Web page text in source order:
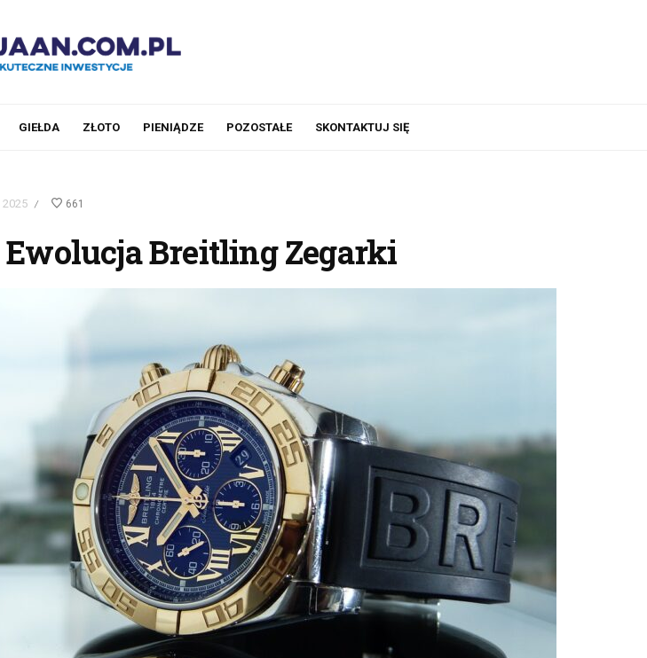
GIEŁDA ZŁOTO PIENIĄDZE POZOSTAŁE SKONTAKTUJ SIĘ
2025 / 661
Breitling Zegarki